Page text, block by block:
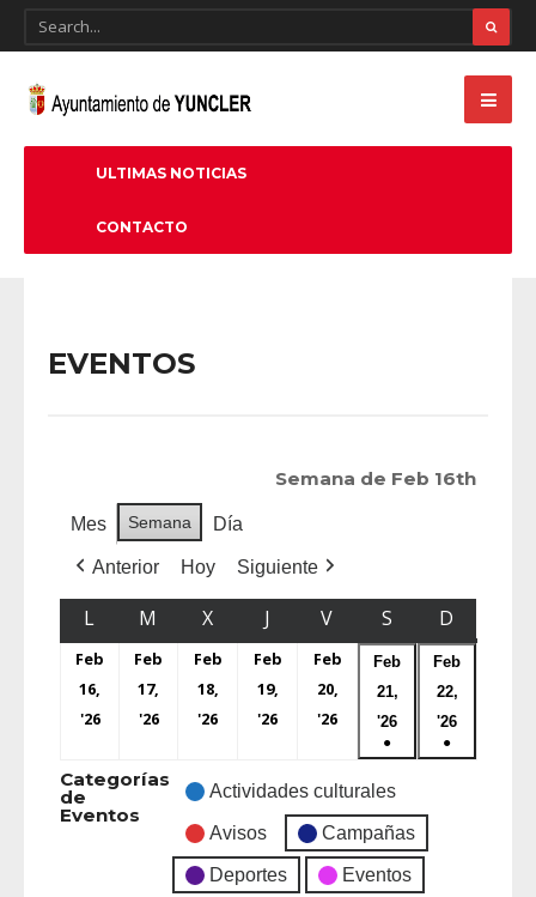
ULTIMAS NOTICIAS
CONTACTO
EVENTOS
Semana de Feb 16th
Mes Semana Día
Anterior Hoy Siguiente
L M X J V S D
Feb
16,
'26
Feb
17,
'26
Feb
18,
'26
Feb
19,
'26
Feb
20,
'26
Feb
21,
'26
●
Feb
22,
'26
●
Categorías
de
Eventos
Actividades culturales
Avisos Campañas
Deportes Eventos